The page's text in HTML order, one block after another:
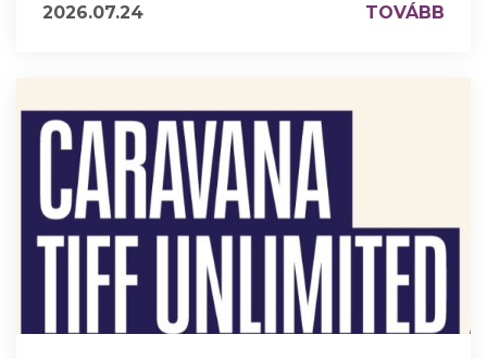
2026.07.24
TOVÁBB